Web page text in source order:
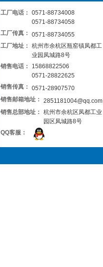
工厂电话： 0571-88734008
0571-88734058
工厂传真： 0571-88734055
工厂地址： 杭州市余杭区瓶窑镇凤都工
业园凤城路8号
销售电话：
15868822506
0571-28822625
销售传真： 0571-28907570
销售邮箱地址： 2851181004@qq.com
销售总部地址： 杭州市余杭区凤都工业
园区凤城路8号
QQ客服：